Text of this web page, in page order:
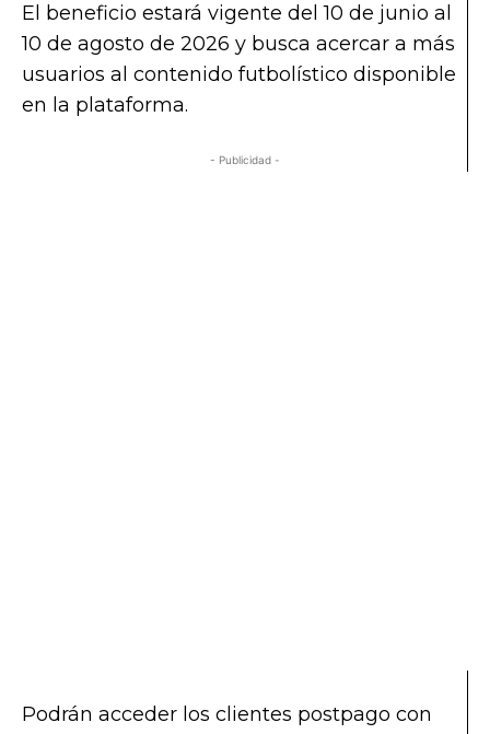
El beneficio estará vigente del 10 de junio al
10 de agosto de 2026 y busca acercar a más
usuarios al contenido futbolístico disponible
en la plataforma.
- Publicidad -
Podrán acceder los clientes postpago con